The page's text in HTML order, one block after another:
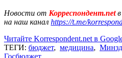
Новости от Корреспондент.net
на наш канал https://t.me/
Читайте Korrespondent.net в
ТЕГИ: бюджет, медицина,
Госбюджет